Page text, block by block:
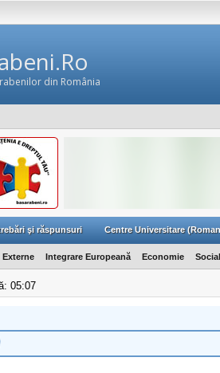
din România
şi răspunsuri Centre Universitare
Externe Integrare Europeană Economie Social
05:07